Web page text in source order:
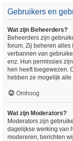
Gebruikers en
Wat zijn Beheerders?
Beheerders zijn
forum. Zij beheren alles
verbannen van
enz. Hun permissies
hen heeft toegewezen.
hebben ze mogelijk
Omhoog
Wat zijn Moderators?
Moderators zijn
dagelijkse werking van
modereren, berichten